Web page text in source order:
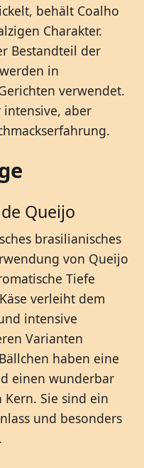
behält Coalho
Charakter.
Bestandteil der
in
verwendet.
aber
Queijo
brasilianisches
von Queijo
Tiefe
verleiht dem
intensive
Varianten
haben eine
einen wunderbar
Sie sind ein
und besonders